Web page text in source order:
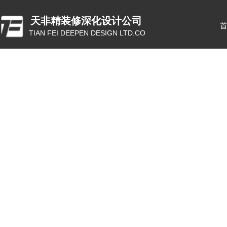
TIAN FEI DEEPEN DESIGN LTD.CO
天非精装修深化设计公司